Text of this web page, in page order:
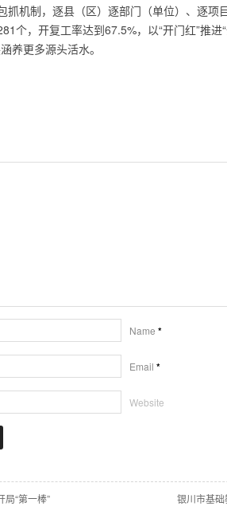
抓机制，逐县（区）逐部门（单位）、逐项
个，开复工率达到67.5%，以“开门红”推进
养更多源头活水。
Name *
Email *
Website
“第一棒”
银川市基